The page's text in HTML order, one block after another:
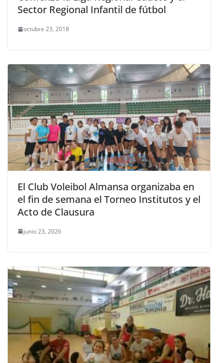
Sector Regional Infantil de fútbol
octubre 23, 2018
El Club Voleibol Almansa organizaba en
el fin de semana el Torneo Institutos y el
Acto de Clausura
junio 23, 2026